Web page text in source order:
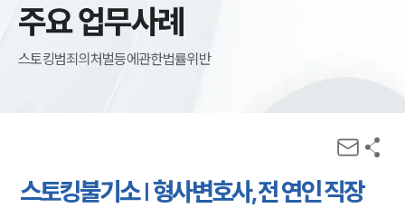
주요 업무사례
스토킹범죄의처벌등에관한법률위반
스토킹불기소 | 형사변호사,전 연인 직장